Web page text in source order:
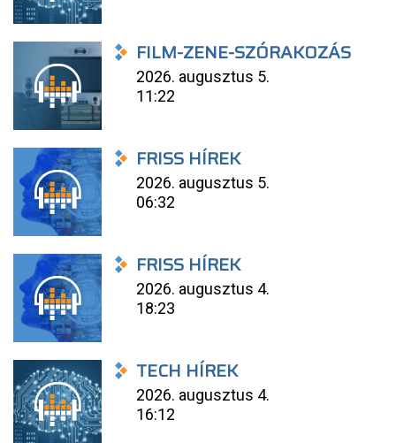
FILM-ZENE-SZÓRAKOZÁS
2026. augusztus 5.
11:22
FRISS HÍREK
2026. augusztus 5.
06:32
FRISS HÍREK
2026. augusztus 4.
18:23
TECH HÍREK
2026. augusztus 4.
16:12